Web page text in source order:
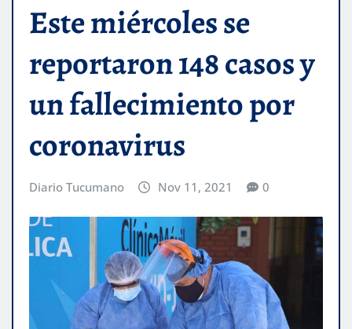
Este miércoles se
reportaron 148 casos y
un fallecimiento por
coronavirus
Diario Tucumano Nov 11, 2021 0